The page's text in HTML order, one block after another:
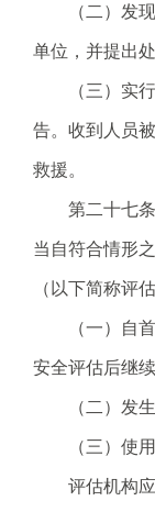
（二）发现
单位，并提出
（三）实行
告。收到人员
救援。
第二十七条
当自符合情形
（以下简称评
（一）自首
安全评估后继
（二）发生
（三）使用
评估机构应